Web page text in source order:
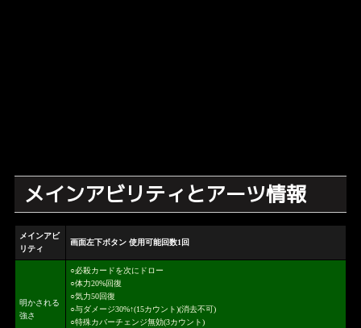
メインアビリティとアーツ情報
メインアビ
リティ
画面左下ボタン 使用可能回数1回
明かされる
強さ
○必殺カードを次にドロー
○体力20%回復
○気力50回復
○与ダメージ30%↑(15カウント)(消去不可)
○特殊カバーチェンジ無効(3カウント)